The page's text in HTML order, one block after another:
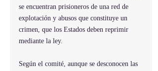
se encuentran prisioneros de una red de
explotación y abusos que constituye un
crimen, que los Estados deben reprimir
mediante la ley.
Según el comité, aunque se desconocen las